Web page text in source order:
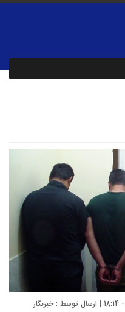
خبرنگار